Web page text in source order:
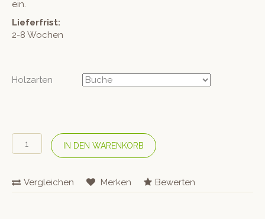
ein.
Lieferfrist:
2-8 Wochen
Holzarten
Stuhl
«Anel»
IN DEN WARENKORB
Vergleichen Merken Bewerten